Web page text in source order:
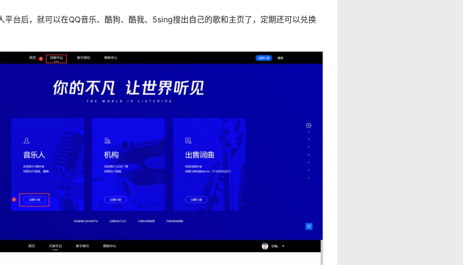
平台后，就可以在QQ音乐、酷狗、酷我、5sing搜出自己的歌和主页了，定期还可以兑换